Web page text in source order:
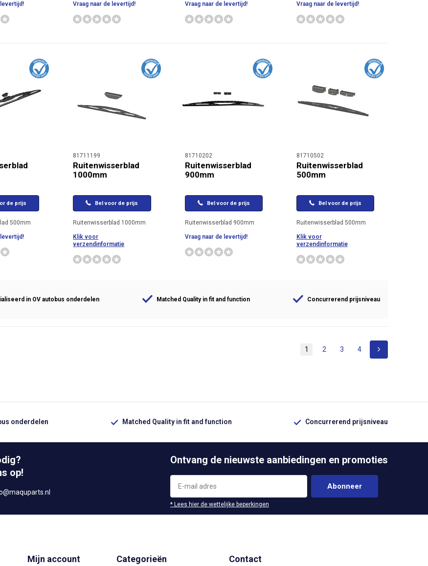
Vraag naar de levertijd! Vraag naar de levertijd! Vraag naar de levertijd!
de prijs
500mm
81711199
Ruitenwisserblad
1000mm
Bel voor de prijs
Ruitenwisserblad 1000mm
Klik voor
verzendinformatie
81710202
Ruitenwisserblad
900mm
Bel voor de prijs
Ruitenwisserblad 900mm
Vraag naar de levertijd!
81710502
Ruitenwisserblad
500mm
Bel voor de prijs
Ruitenwisserblad 500mm
Klik voor
verzendinformatie
in OV autobus onderdelen Matched Quality in fit and function Concurrerend prijsniveau
1 2 3 4
onderdelen Matched Quality in fit and function Concurrerend prijsniveau
op!
Ontvang de nieuwste aanbiedingen en promoties
Abonneer
* Lees hier de wettelijke beperkingen
Mijn account Categorieën Contact